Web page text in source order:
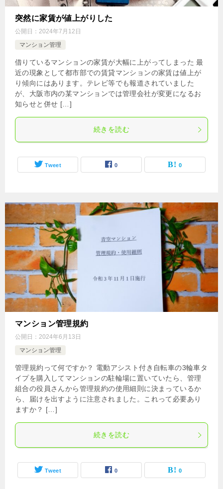
突然に家賃が値上がりした
公開日： 2024年7月12日
マンション管理
借りているマンションの家賃が大幅に上がってしまった 最
近の現象として都市部での賃貸マンションの家賃は値上が
り傾向にはあります。テレビ等でも報道されていました
が、大阪市内の某マンションでは管理会社が変更になるお
知らせと併せ […]
続きを読む
Tweet 0 0
マンション管理規約
公開日： 2024年6月13日
マンション管理
管理規約って何ですか？ 電動アシスト付き自転車の3輪車タ
イプを購入してマンションの駐輪場に置いていたら、管理
組合の役員さんから管理規約の使用細則に決まっているか
ら、届けを出すように注意されました。これって必要あり
ますか？ […]
続きを読む
Tweet 0 0